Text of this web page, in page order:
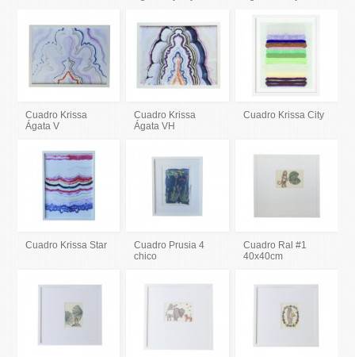
Cuadro Krissa
Ágata V
Cuadro Krissa
Ágata VH
Cuadro Krissa City
Cuadro Krissa Star
Cuadro Prusia 4
chico
Cuadro Ral #1
40x40cm